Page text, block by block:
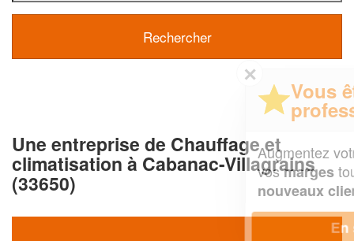
Une entreprise de Chauffage et
climatisation à Cabanac-Villagrains
(33650)
professionnel ?
Augmentez votrechiffre d'affaireset
vosmargestout en gagnant de